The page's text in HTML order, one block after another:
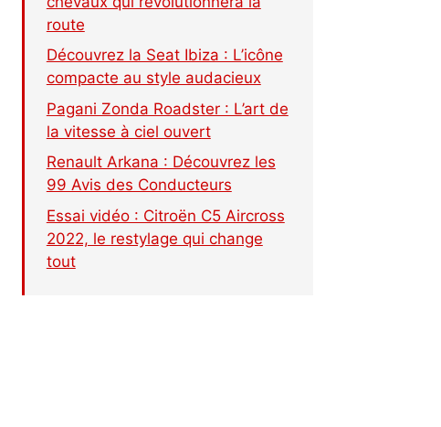
route
Découvrez la Seat Ibiza : L’icône
compacte au style audacieux
Pagani Zonda Roadster : L’art de
la vitesse à ciel ouvert
Renault Arkana : Découvrez les
99 Avis des Conducteurs
Essai vidéo : Citroën C5 Aircross
2022, le restylage qui change
tout